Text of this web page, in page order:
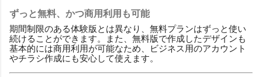
ずっと無料、かつ商用利用も可能
期間制限のある体験版とは異なり、無料プランはずっと使い
続けることができます。また、無料版で作成したデザインも
基本的には商用利用が可能なため、ビジネス用のアカウント
やチラシ作成にも安心して使えます。